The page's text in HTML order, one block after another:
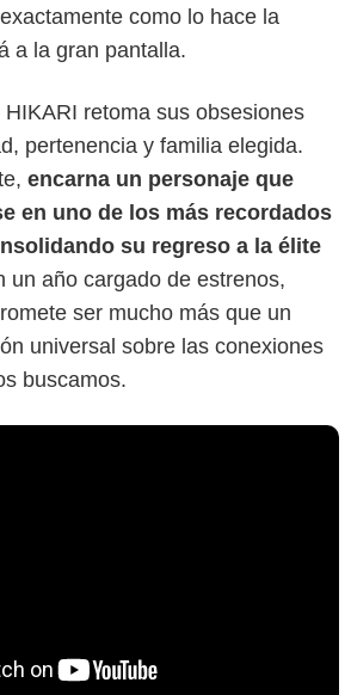
como lo hace la
a la gran pantalla.
retoma sus obsesiones
pertenencia y familia elegida.
encarna un personaje que
en uno de los más recordados
su regreso a la élite
un año cargado de estrenos,
ser mucho más que un
universal sobre las conexiones
buscamos.